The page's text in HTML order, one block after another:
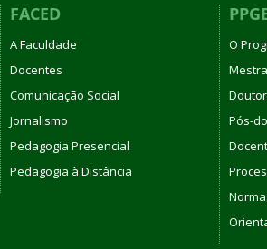
FACED
A Faculdade
Docentes
Comunicação Social
Jornalismo
Pedagogia Presencial
Pedagogia à Distância
O
Pós-